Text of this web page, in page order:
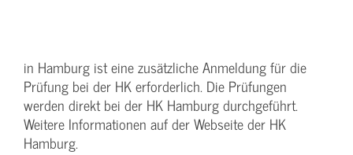
in Hamburg ist eine zusätzliche Anmeldung für die
Prüfung bei der HK erforderlich. Die Prüfungen
werden direkt bei der HK Hamburg durchgeführt.
Weitere Informationen auf der Webseite der HK
Hamburg.